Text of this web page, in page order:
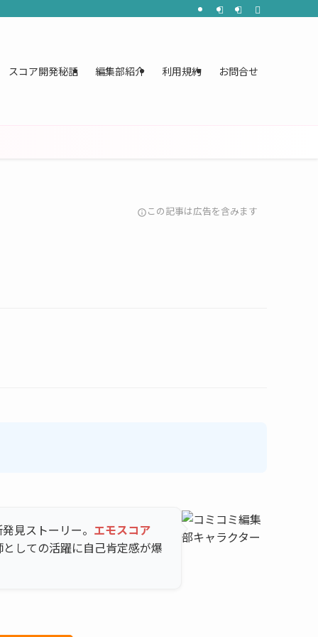
スコア開発秘話 編集部紹介 利用規約 お問合せ
info この記事は広告を含みます
見ストーリー。 エモスコア
しての活躍に自己肯定感が爆